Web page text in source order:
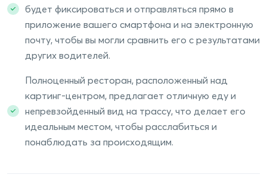
будет фиксироваться и отправляться прямо в
приложение вашего смартфона и на электронную
почту, чтобы вы могли сравнить его с результатами
других водителей.
Полноценный ресторан, расположенный над
картинг-центром, предлагает отличную еду и
непревзойденный вид на трассу, что делает его
идеальным местом, чтобы расслабиться и
понаблюдать за происходящим.